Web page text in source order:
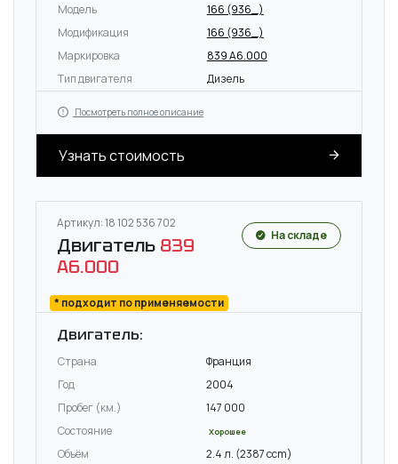
Модель
166 (936_)
Модификация
166 (936_)
Маркировка
839 A6.000
Тип двигателя
Дизель
Посмотреть полное описание
Узнать стоимость
Артикул: 18 102 536 702
Двигатель 839
A6.000
* подходит по применяемости
На складе
Двигатель:
Страна
Франция
Год
2004
Пробег (км.)
147 000
Состояние
Хорошее
Объём 2.4 л. (2387 ccm)